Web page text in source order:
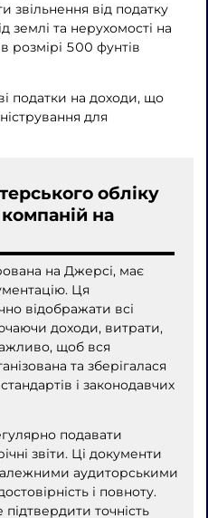
звільнення від податку
землі та нерухомості на
розмірі 500 фунтів
податки на доходи, що
для
обліку
на
на Джерсі, має
Ця
відображати всі
доходи, витрати,
щоб вся
та зберігалася
і законодавчих
подавати
звіти. Ці документи
аудиторськими
і повноту.
точність